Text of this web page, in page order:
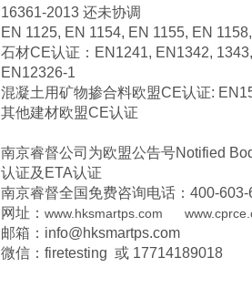
16361-2013 还未协调
EN 1125, EN 1154, EN 1155, EN
石材CE认证：EN1241, EN1342,
EN12326-1
混凝土用矿物掺合料欧盟CE认证:
其他建材欧盟CE认证
南京睿督公司为欧盟公告号Notified
认证及ETA认证
南京睿督全国免费咨询电话：400-
网址： www.hksmartps.com
邮箱：info@hksmartps.com
微信：firetesting 或 17714189018